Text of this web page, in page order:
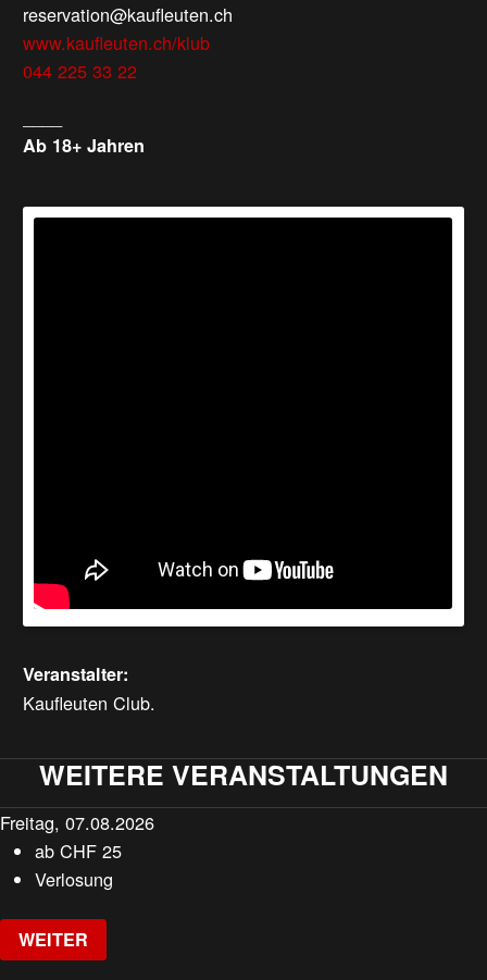
reservation@kaufleuten.ch
www.kaufleuten.ch/klub
044 225 33 22
Ab 18+ Jahren
Veranstalter:
Kaufleuten Club.
WEITERE VERANSTALTUNGEN
Freitag, 07.08.2026
abCHF 25
Verlosung
WEITER